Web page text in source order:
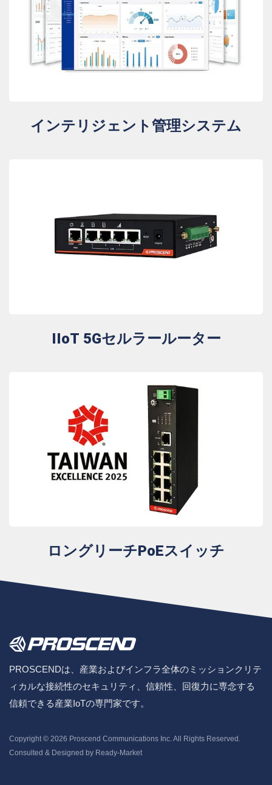
インテリジェント管理システム
IIoT 5Gセルラールーター
ロングリーチPoEスイッチ
PROSCENDは、産業およびインフラ全体のミッションクリテ
ィカルな接続性のセキュリティ、信頼性、回復力に専念する
信頼できる産業IoTの専門家です。
Copyright © 2026 Proscend Communications Inc.All Rights Reserved.
Consulted & Designed by Ready-Market